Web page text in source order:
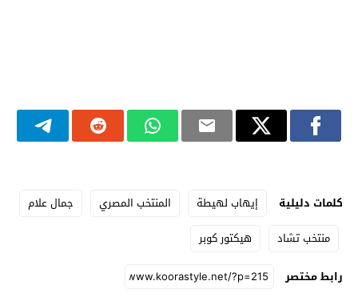
كلمات دليلية إيهاب لهيطة المنتخب المصري
جمال علام
منتخب تشاد
هيكتور كوبر
رابط مختصر